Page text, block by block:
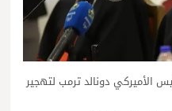
الأميركي دونالد ترمب لتهجير